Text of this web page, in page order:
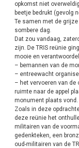
opkomst niet
beetje bedrukt (gevolg
Te samen met de
sombere dag.
Dat zou vandaag,
zijn. De TRIS reünie
mooie en
– bemannen van de
– entreewacht
– het vervoeren van de
ruimte naar de appel
monument plaats vond.
Zoals in deze
deze reünie het
militairen van de
gedenkteken, een
oud-militairen van de